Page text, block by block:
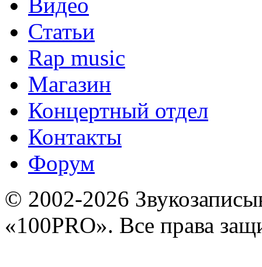
Видео
Статьи
Rap music
Магазин
Концертный отдел
Контакты
Форум
© 2002-2026
«100PRO». Все права